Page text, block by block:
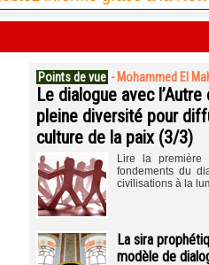
Points de vue - Mohammed El
Le dialogue avec l’Autre
pleine diversité pour
culture de la paix (3/3)
Lire la
fondements du
civilisations à la
La sira
modèle de